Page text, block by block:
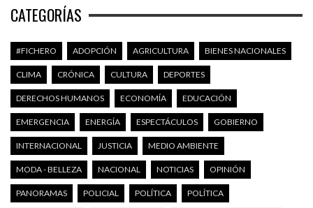
CATEGORÍAS
#FICHERO ADOPCIÓN AGRICULTURA BIENES NACIONALES
CLIMA CRÓNICA CULTURA DEPORTES
DERECHOS HUMANOS ECONOMÍA EDUCACIÓN
EMERGENCIA ENERGÍA ESPECTÁCULOS GOBIERNO
INTERNACIONAL JUSTICIA MEDIO AMBIENTE
MODA - BELLEZA NACIONAL NOTICIAS OPINIÓN
PANORAMAS POLICIAL POLÍTICA POLÍTICA